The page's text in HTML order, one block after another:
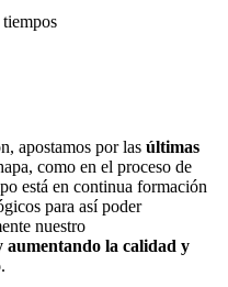
apostamos por las últimas
como en el proceso de
está en continua formación
para así poder
nuestro
aumentando la calidad y
.